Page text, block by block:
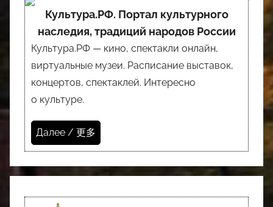
Культура.РФ. Портал культурного
наследия, традиций народов России
Культура.РФ — кино, спектакли онлайн,
виртуальные музеи. Расписание выставок,
концертов, спектаклей. Интересно
о культуре.
Далее / 更多